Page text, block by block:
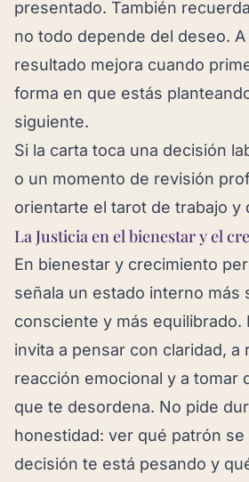
presentado. También
no todo depende del deseo.
resultado mejora cuando
forma en que estás
siguiente.
Si la carta toca una decisión
o un momento de revisión
orientarte el tarot de trabajo y
La Justicia en el bienestar y el
En bienestar y crecimiento
señala un estado interno más
consciente y más equilibrado.
invita a pensar con claridad, a
reacción emocional y a tomar
que te desordena. No pide
honestidad: ver qué patrón
decisión te está pesando y